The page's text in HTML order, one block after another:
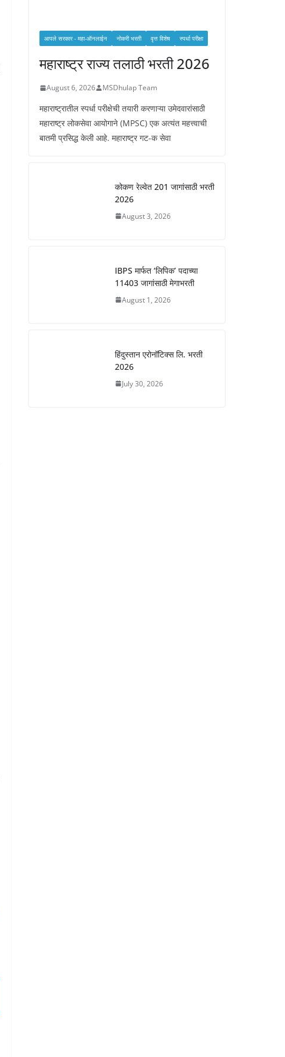
आपले सरकार - महा-ऑनलाईन नोकरी भरती वृत्त विशेष स्पर्धा परीक्षा
महाराष्ट्र राज्य तलाठी भरती 2026
August 6, 2026 MSDhulap Team
महाराष्ट्रातील स्पर्धा परीक्षेची तयारी करणाऱ्या उमेदवारांसाठी
महाराष्ट्र लोकसेवा आयोगाने (MPSC) एक अत्यंत महत्त्वाची
बातमी प्रसिद्ध केली आहे. महाराष्ट्र गट-क सेवा
कोकण रेल्वेत 201 जागांसाठी भरती
2026
August 3, 2026
IBPS मार्फत ‘लिपिक’ पदाच्या
11403 जागांसाठी मेगाभरती
August 1, 2026
हिंदुस्तान एरोनॉटिक्स लि. भरती
2026
July 30, 2026